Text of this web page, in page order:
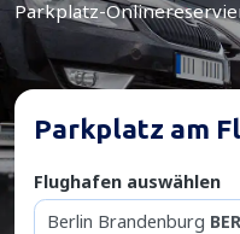
Parkplatz-
Parkplatz am
Flughafen auswählen
Berlin Brandenburg BER